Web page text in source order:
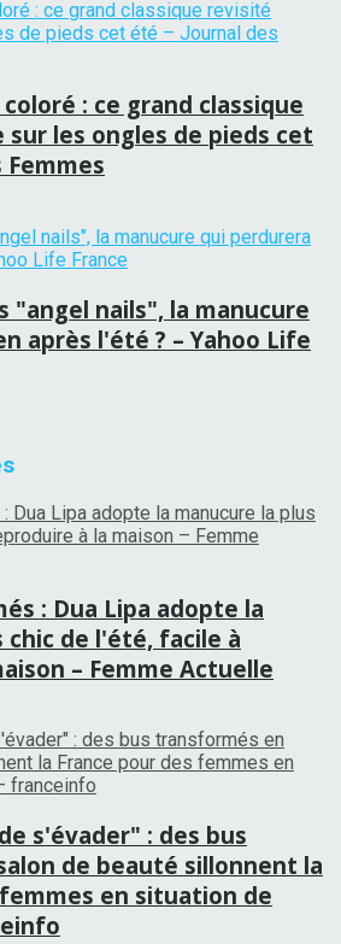
: ce grand classique
les ongles de pieds cet
Femmes
"angel nails", la manucure
après l'été ? – Yahoo Life
: Dua Lipa adopte la
chic de l'été, facile à
– Femme Actuelle
s'évader" : des bus
de beauté sillonnent la
en situation de